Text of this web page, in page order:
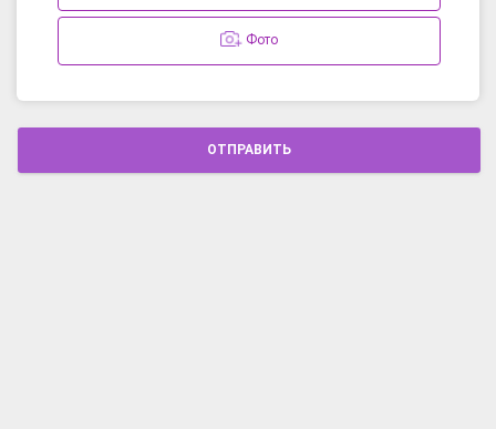
Фото
ОТПРАВИТЬ